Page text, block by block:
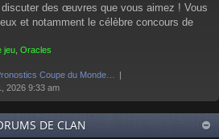
des œuvres que vous aimez ! Vous
et notamment le célèbre concours de
jeu Oracles
Coupe du Monde…
2026 9:33 am
DE CLAN